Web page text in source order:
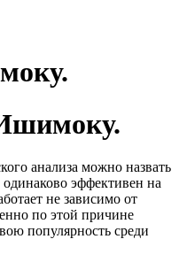
анализа можно назвать
эффективен на
не зависимо от
по этой причине
популярность среди